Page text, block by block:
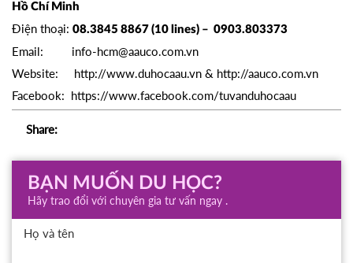
Hồ Chí Minh
Điện thoại: 08.3845 8867 (10 lines) – 0903.803373
Email: info-hcm@aauco.com.vn
Website: http://www.duhocaau.vn & http://aauco.com.vn
Facebook: https://www.facebook.com/tuvanduhocaau
Share:
BẠN MUỐN DU HỌC?
Hãy trao đổi với chuyên gia tư vấn ngay .
Họ và tên